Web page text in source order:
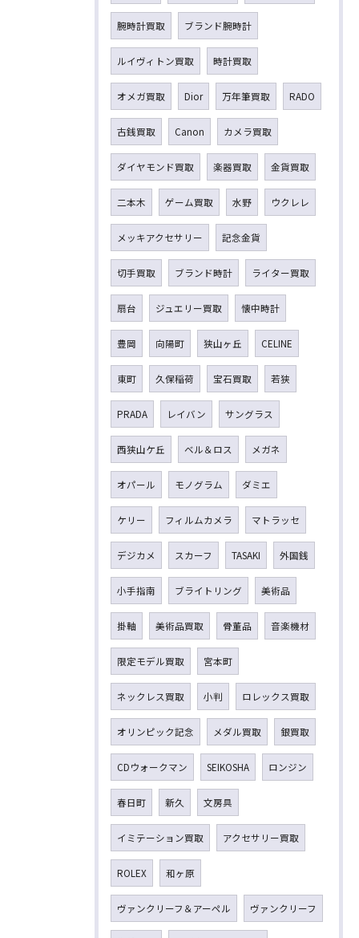
腕時計買取 ブランド腕時計
ルイヴィトン買取 時計買取
オメガ買取 Dior 万年筆買取 RADO
古銭買取 Canon カメラ買取
ダイヤモンド買取 楽器買取 金貨買取
二本木 ゲーム買取 水野 ウクレレ
メッキアクセサリー 記念金貨
切手買取 ブランド時計 ライター買取
扇台 ジュエリー買取 懐中時計
豊岡 向陽町 狭山ヶ丘 CELINE
東町 久保稲荷 宝石買取 若狭
PRADA レイバン サングラス
西狭山ケ丘 ベル＆ロス メガネ
オパール モノグラム ダミエ
ケリー フィルムカメラ マトラッセ
デジカメ スカーフ TASAKI 外国銭
小手指南 ブライトリング 美術品
掛軸 美術品買取 骨董品 音楽機材
限定モデル買取 宮本町
ネックレス買取 小判 ロレックス買取
オリンピック記念 メダル買取 銀買取
CDウォークマン SEIKOSHA ロンジン
春日町 新久 文房具
イミテーション買取 アクセサリー買取
ROLEX 和ヶ原
ヴァンクリーフ＆アーペル ヴァンクリーフ